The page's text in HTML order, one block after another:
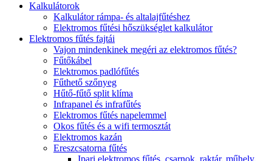
Kalkulátorok
Kalkulátor rámpa- és altalajfűtéshez
Elektromos fűtési hőszükséglet kalkulátor
Elektromos fűtés fajtái
Vajon mindenkinek megéri az elektromos fűtés?
Fűtőkábel
Elektromos padlófűtés
Fűthető szőnyeg
Hűtő-fűtő split klíma
Infrapanel és infrafűtés
Elektromos fűtés napelemmel
Okos fűtés és a wifi termosztát
Elektromos kazán
Ereszcsatorna fűtés
Ipari elektromos fűtés, csarnok, raktár, műhely,